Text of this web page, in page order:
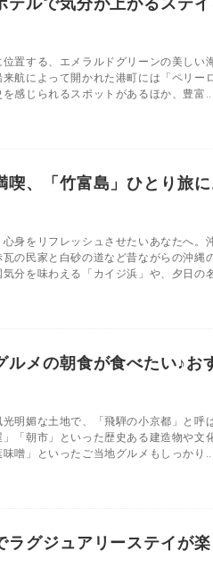
置する、エメラルドグリーンの美しい
航によって開かれた港町には「ペリー
感じられるスポットがあるほか、豊富...
喫、「竹富島」ひとり旅
身をリフレッシュさせたいあなたへ。
の民家と白砂の道など昔ながらの沖縄
分を味わえる「カイジ浜」や、夕日の
ルメの朝食が食べたい♪お
明媚な土地で、「飛騨の小京都」と呼
「朝市」といった歴史ある建造物や文
噌」といったご当地グルメもしっかり...
ラグジュアリーステイが